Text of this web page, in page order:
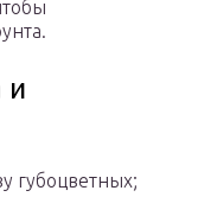
и
губоцветных;